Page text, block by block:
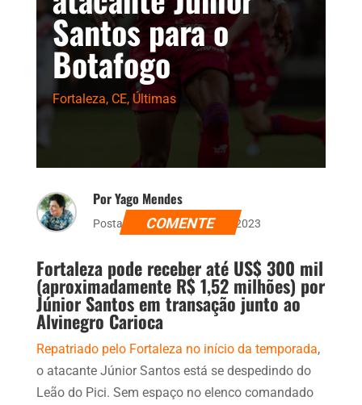
Santos para o
Botafogo
Fortaleza, CE,Últimas
Por Yago Mendes
Postado dia 31 de março de 2023
COMENTE
Fortaleza pode receber até US$ 300 mil
(aproximadamente R$ 1,52 milhões) por
Júnior Santos em transação junto ao
Alvinegro Carioca
Repatriado pelo Fortaleza no início da temporada,
o atacante Júnior Santos está se despedindo do
Leão do Pici. Sem espaço no elenco comandado